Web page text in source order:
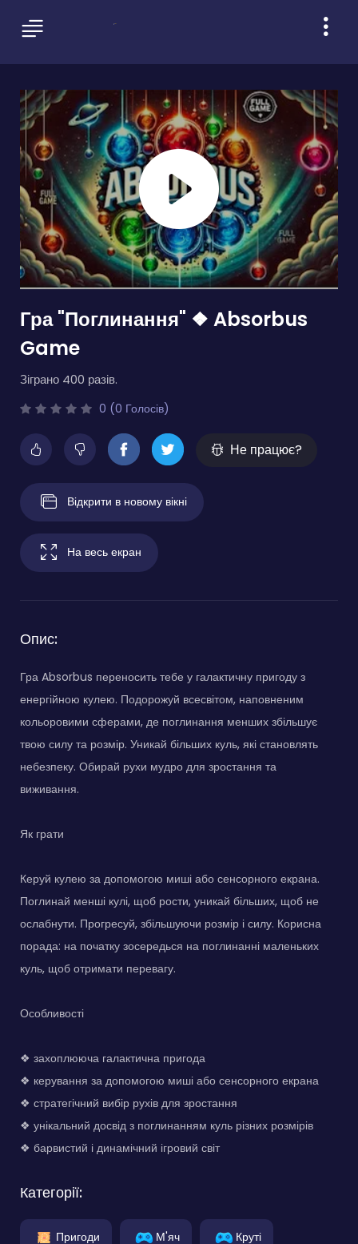
Гра "Поглинання" ❖ Absorbus
Game
Зіграно 400 разів.
0 (0 Голосів)
Не працює?
Відкрити в новому вікні
На весь екран
Опис:
Гра Absorbus переносить тебе у галактичну пригоду з
енергійною кулею. Подорожуй всесвітом, наповненим
кольоровими сферами, де поглинання менших збільшує
твою силу та розмір. Уникай більших куль, які становлять
небезпеку. Обирай рухи мудро для зростання та
виживання.
Як грати
Керуй кулею за допомогою миші або сенсорного екрана.
Поглинай менші кулі, щоб рости, уникай більших, щоб не
ослабнути. Прогресуй, збільшуючи розмір і силу. Корисна
порада: на початку зосередься на поглинанні маленьких
куль, щоб отримати перевагу.
Особливості
❖ захоплююча галактична пригода
❖ керування за допомогою миші або сенсорного екрана
❖ стратегічний вибір рухів для зростання
❖ унікальний досвід з поглинанням куль різних розмірів
❖ барвистий і динамічний ігровий світ
Категорії:
Пригоди М'яч Круті